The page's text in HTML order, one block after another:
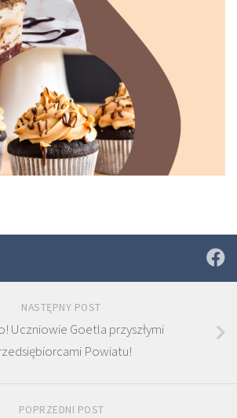
NASTĘPNY POST
Uczniowie Goetla przyszłymi
Powiatu!
POPRZEDNI POST